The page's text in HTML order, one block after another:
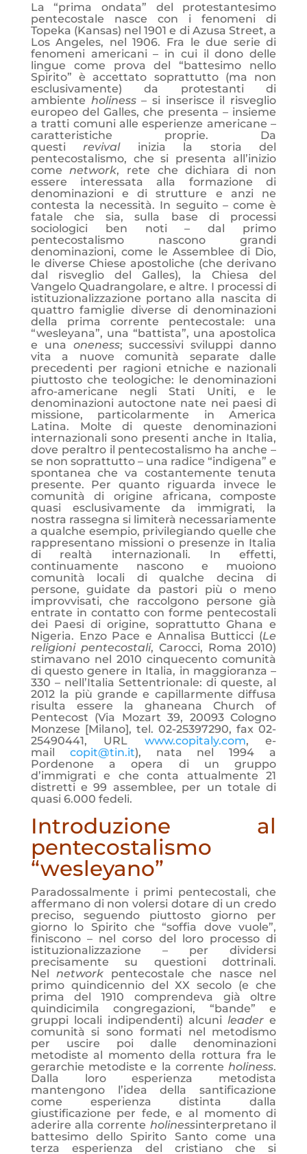
La “prima ondata” del protestantesimo
pentecostale nasce con i fenomeni di
Topeka (Kansas) nel 1901 e di Azusa Street, a
Los Angeles, nel 1906. Fra le due serie di
fenomeni americani – in cui il dono delle
lingue come prova del “battesimo nello
Spirito” è accettato soprattutto (ma non
esclusivamente) da protestanti di
ambiente holiness– si inserisce il risveglio
europeo del Galles, che presenta – insieme
a tratti comuni alle esperienze americane –
caratteristiche proprie. Da
questirevivalinizia la storia del
pentecostalismo, che si presenta all’inizio
comenetwork, rete che dichiara di non
essere interessata alla formazione di
denominazioni e di strutture e anzi ne
contesta la necessità. In seguito – come è
fatale che sia, sulla base di processi
sociologici ben noti – dal primo
pentecostalismo nascono grandi
denominazioni, come le Assemblee di Dio,
le diverse Chiese apostoliche (che derivano
dal risveglio del Galles), la Chiesa del
Vangelo Quadrangolare, e altre. I processi di
istituzionalizzazione portano alla nascita di
quattro famiglie diverse di denominazioni
della prima corrente pentecostale: una
“wesleyana”, una “battista”, una apostolica
e una oneness; successivi sviluppi danno
vita a nuove comunità separate dalle
precedenti per ragioni etniche e nazionali
piuttosto che teologiche: le denominazioni
afro-americane negli Stati Uniti, e le
denominazioni autoctone nate nei paesi di
missione, particolarmente in America
Latina. Molte di queste denominazioni
internazionali sono presenti anche in Italia,
dove peraltro il pentecostalismo ha anche –
se non soprattutto – una radice “indigena” e
spontanea che va costantemente tenuta
presente. Per quanto riguarda invece le
comunità di origine africana, composte
quasi esclusivamente da immigrati, la
nostra rassegna si limiterà necessariamente
a qualche esempio, privilegiando quelle che
rappresentano missioni o presenze in Italia
di realtà internazionali. In effetti,
continuamente nascono e muoiono
comunità locali di qualche decina di
persone, guidate da pastori più o meno
improvvisati, che raccolgono persone già
entrate in contatto con forme pentecostali
dei Paesi di origine, soprattutto Ghana e
Nigeria. Enzo Pace e Annalisa Butticci (Le
religioni pentecostali, Carocci, Roma 2010)
stimavano nel 2010 cinquecento comunità
di questo genere in Italia, in maggioranza –
330 – nell’Italia Settentrionale: di queste, al
2012 la più grande e capillarmente diffusa
risulta essere la ghaneana Church of
Pentecost (Via Mozart 39, 20093 Cologno
Monzese [Milano], tel. 02-25397290, fax 02-
25490441, URL www.copitaly.com, e-
mail copit@tin.it), nata nel 1994 a
Pordenone a opera di un gruppo
d’immigrati e che conta attualmente 21
distretti e 99 assemblee, per un totale di
quasi 6.000 fedeli.
Introduzione al
pentecostalismo
“wesleyano”
Paradossalmente i primi pentecostali, che
affermano di non volersi dotare di un credo
preciso, seguendo piuttosto giorno per
giorno lo Spirito che “soffia dove vuole”,
finiscono – nel corso del loro processo di
istituzionalizzazione – per dividersi
precisamente su questioni dottrinali.
Nelnetwork pentecostale che nasce nel
primo quindicennio del XX secolo (e che
prima del 1910 comprendeva già oltre
quindicimila congregazioni, “bande” e
gruppi locali indipendenti) alcunileader e
comunità si sono formati nel metodismo
per uscire poi dalle denominazioni
metodiste al momento della rottura fra le
gerarchie metodiste e la correnteholiness.
Dalla loro esperienza metodista
mantengono l’idea della santificazione
come esperienza distinta dalla
giustificazione per fede, e al momento di
aderire alla corrente holinessinterpretano il
battesimo dello Spirito Santo come una
terza esperienza del cristiano che si